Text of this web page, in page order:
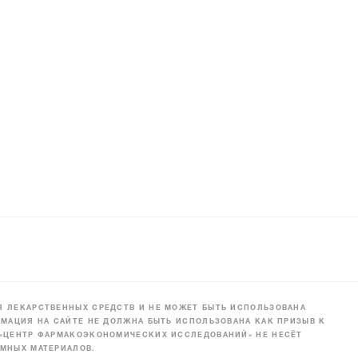
СРЕДСТВ И НЕ МОЖЕТ БЫТЬ ИСПОЛЬЗОВАНА
НА САЙТЕ НЕ ДОЛЖНА БЫТЬ ИСПОЛЬЗОВАНА КАК ПРИЗЫВ К
ФАРМАКОЭКОНОМИЧЕСКИХ ИССЛЕДОВАНИЙ» НЕ НЕСЁТ
МАТЕРИАЛОВ.